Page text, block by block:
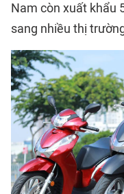
Nam còn xuất khẩu
sang nhiều thị